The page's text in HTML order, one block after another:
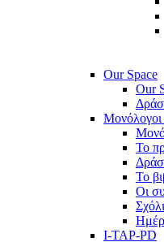
Our Space
Our
Μονόλογοι
Το
Το
Οι
I-TAP-PD